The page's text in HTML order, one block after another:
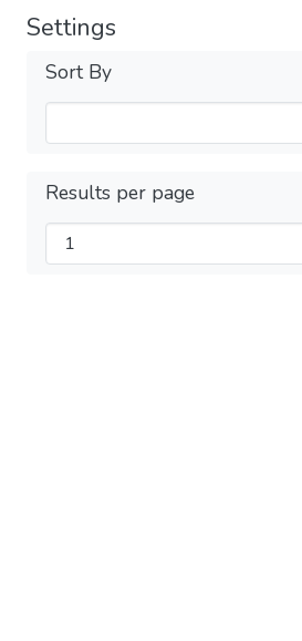
Settings
Sort By
Results per page